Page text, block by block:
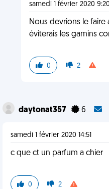
samedi 1 février 2020 9:20
Nous devrions le faire
éviterais les gamins
0 2
daytonat357 6
samedi 1 février 2020 14:51
c que ct un parfum a chier
0 2